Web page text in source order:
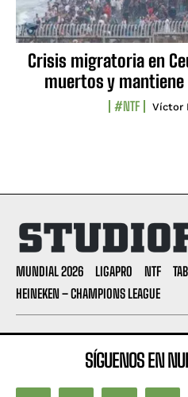
Crisis migratoria en
muertos y
#NTF Víctor
MUNDIAL 2026 LIGAPRO NTF
HEINEKEN – CHAMPIONS LEAGUE
SÍGUENOS EN